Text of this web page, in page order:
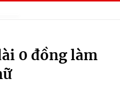
0 đồng làm